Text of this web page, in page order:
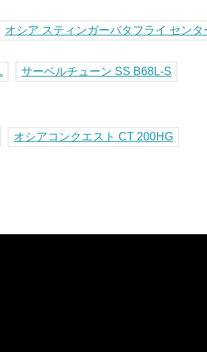
オシア スティンガーバタフライ センタ
サーベルチューン SS B68L-S
オシアコンクエスト CT 200HG